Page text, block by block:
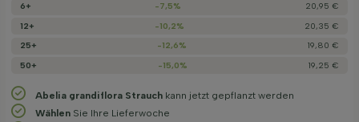
6+
-7,5%
20,95 €
12+
-10,2%
20,35 €
25+
-12,6%
19,80 €
50+
-15,0% 19,25 €
Abelia grandiflora Strauch kann jetzt gepflanzt werden
Wählen Sie Ihre Lieferwoche